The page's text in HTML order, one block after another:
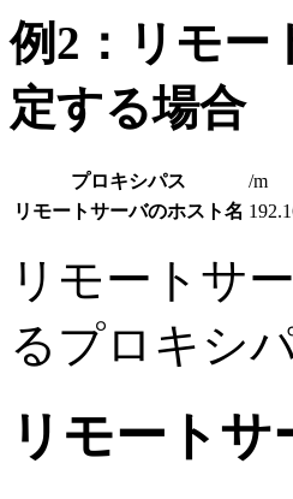
例2：リモー
定する場合
プロキシパス
/m
リモートサーバのホスト名
リモートサ
るプロキシ
リモート